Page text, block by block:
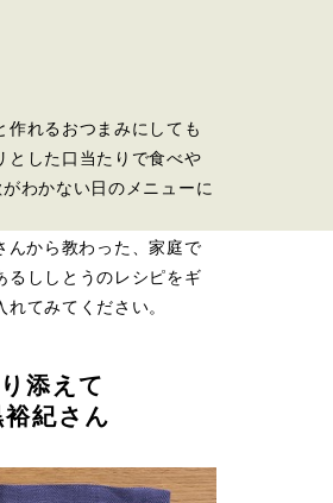
作れるおつまみにしても
とした口当たりで食べや
わかない日のメニューに
んから教わった、家庭で
るししとうのレシピをギ
てみてください。
添えて
紀さん